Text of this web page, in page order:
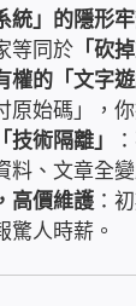
訊系統
電話總機
對講機
統」的隱形
等同於 「砍
權的「文字遊
原始碼」，
術隔離」
料、文章全變
高價維護 ：
驚人時薪。